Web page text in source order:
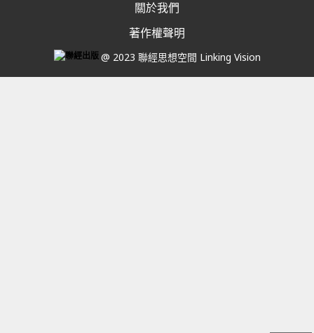
關於我們
著作權聲明
@ 2023 聯經思想空間 Linking Vision